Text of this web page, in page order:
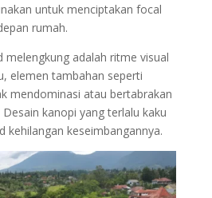
untuk menciptakan focal
rumah.
melengkung adalah ritme visual
elemen tambahan seperti
mendominasi atau bertabrakan
kanopi yang terlalu kaku
kehilangan keseimbangannya.